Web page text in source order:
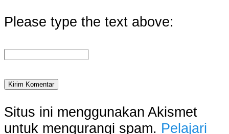
Please type the text above:
Situs ini menggunakan Akismet
untuk mengurangi spam. Pelajari